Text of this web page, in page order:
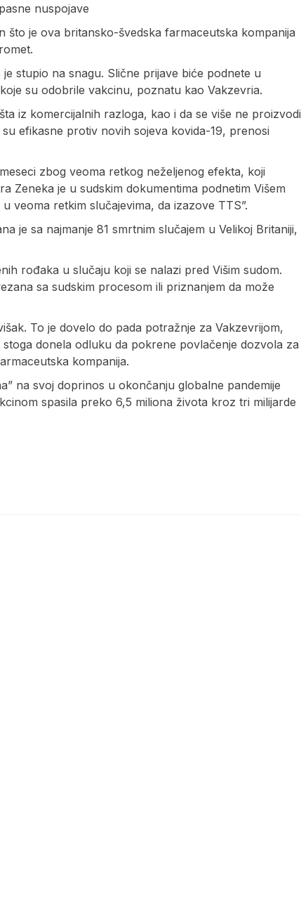
nuspojave
što je ova britansko-švedska farmaceutska kompanija
stupio na snagu. Slične prijave biće podnete u
su odobrile vakcinu, poznatu kao Vakzevria.
iz komercijalnih razloga, kao i da se više ne proizvodi
efikasne protiv novih sojeva kovida-19, prenosi
zbog veoma retkog neželjenog efekta, koji
Zeneka je u sudskim dokumentima podnetim Višem
veoma retkim slučajevima, da izazove TTS”.
je sa najmanje 81 smrtnim slučajem u Velikoj Britaniji,
rođaka u slučaju koji se nalazi pred Višim sudom.
sa sudskim procesom ili priznanjem da može
To je dovelo do pada potražnje za Vakzevrijom,
donela odluku da pokrene povlačenje dozvola za
kompanija.
na svoj doprinos u okončanju globalne pandemije
spasila preko 6,5 miliona života kroz tri milijarde